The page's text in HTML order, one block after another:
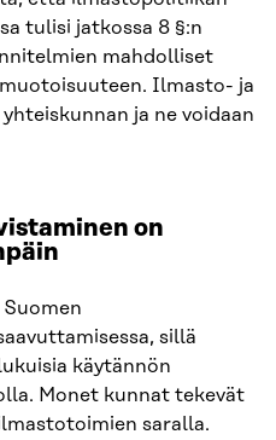
tulisi jatkossa 8 §:n
mahdolliset
Ilmasto- ja
ja ne voidaan
on
sillä
käytännön
Monet kunnat tekevät
saralla.